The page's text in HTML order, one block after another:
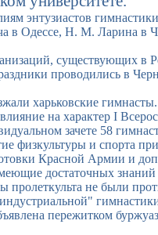
энтузиастов
в Одессе, Н. М. Ларина в
существующих в
проводились в
харьковские
на характер I
зачете 58
физкультуры и спорта
Красной Армии и
достаточных
не были
пережитком